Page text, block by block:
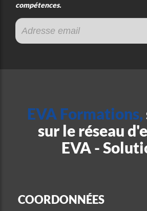
compétences.
EVA Formations,
sur le réseau
EVA -
COORDONNÉES